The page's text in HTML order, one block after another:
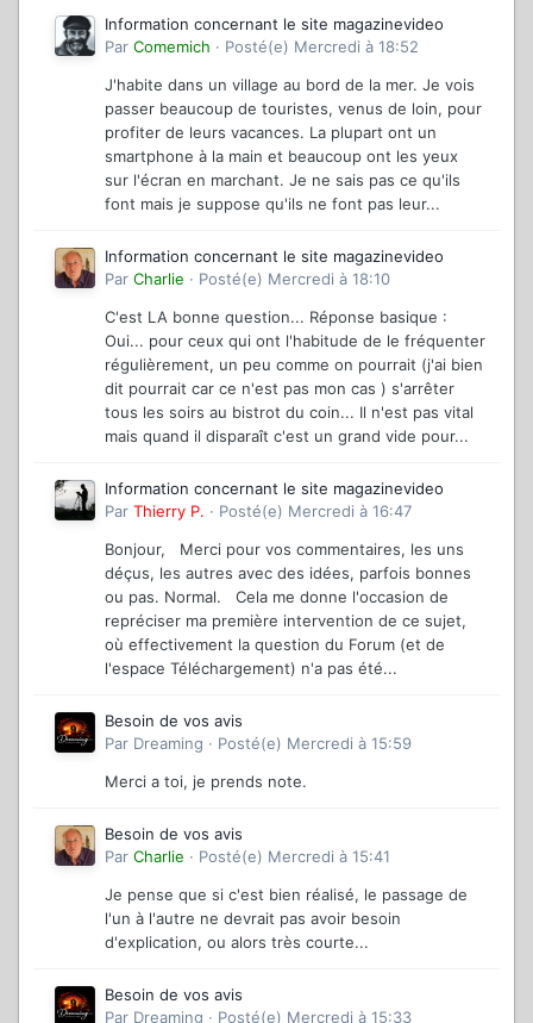
Information concernant le site magazinevideo
Par Comemich · Posté(e) Mercredi à 18:52
J'habite dans un village au bord de la mer. Je vois
passer beaucoup de touristes, venus de loin, pour
profiter de leurs vacances. La plupart ont un
smartphone à la main et beaucoup ont les yeux
sur l'écran en marchant. Je ne sais pas ce qu'ils
font mais je suppose qu'ils ne font pas leur...
Information concernant le site magazinevideo
Par Charlie · Posté(e) Mercredi à 18:10
C'est LA bonne question... Réponse basique :
Oui... pour ceux qui ont l'habitude de le fréquenter
régulièrement, un peu comme on pourrait (j'ai bien
dit pourrait car ce n'est pas mon cas ) s'arrêter
tous les soirs au bistrot du coin... Il n'est pas vital
mais quand il disparaît c'est un grand vide pour...
Information concernant le site magazinevideo
Par Thierry P. · Posté(e) Mercredi à 16:47
Bonjour, Merci pour vos commentaires, les uns
déçus, les autres avec des idées, parfois bonnes
ou pas. Normal. Cela me donne l'occasion de
repréciser ma première intervention de ce sujet,
où effectivement la question du Forum (et de
l'espace Téléchargement) n'a pas été...
Besoin de vos avis
Par Dreaming · Posté(e) Mercredi à 15:59
Merci a toi, je prends note.
Besoin de vos avis
Par Charlie · Posté(e) Mercredi à 15:41
Je pense que si c'est bien réalisé, le passage de
l'un à l'autre ne devrait pas avoir besoin
d'explication, ou alors très courte...
Besoin de vos avis
Par Dreaming · Posté(e) Mercredi à 15:33